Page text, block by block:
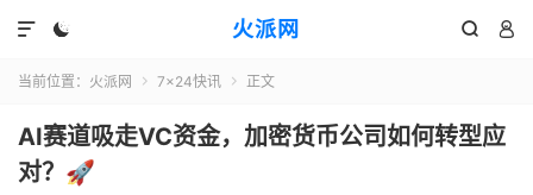
火派网
  

当前位置： 火派网  7×24快讯  正文
AI赛道吸走VC资金，加密货币公司如何转型应
对？🚀